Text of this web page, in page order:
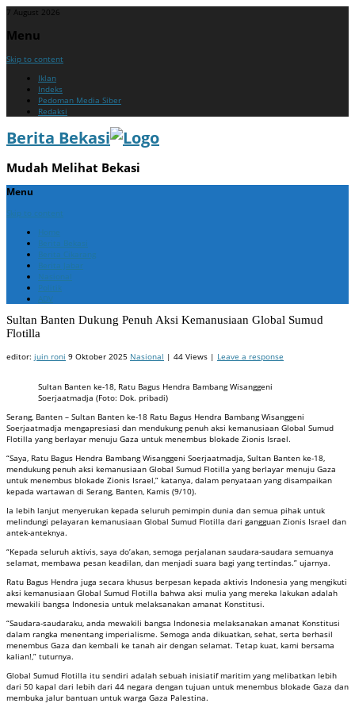
7 August 2026
Menu
Skip to content
Iklan
Indeks
Pedoman Media Siber
Redaksi
Berita Bekasi
Mudah Melihat Bekasi
Menu
Skip to content
Home
Berita Bekasi
Berita Cikarang
Berita Jabar
Nasional
Politik
ADV
Sultan Banten Dukung Penuh Aksi Kemanusiaan Global Sumud
Flotilla
editor: juin roni 9 Oktober 2025 Nasional | 44 Views | Leave a response
Sultan Banten ke-18, Ratu Bagus Hendra Bambang Wisanggeni
Soerjaatmadja (Foto: Dok. pribadi)
Serang, Banten – Sultan Banten ke-18 Ratu Bagus Hendra Bambang Wisanggeni
Soerjaatmadja mengapresiasi dan mendukung penuh aksi kemanusiaan Global Sumud
Flotilla yang berlayar menuju Gaza untuk menembus blokade Zionis Israel.
“Saya, Ratu Bagus Hendra Bambang Wisanggeni Soerjaatmadja, Sultan Banten ke-18,
mendukung penuh aksi kemanusiaan Global Sumud Flotilla yang berlayar menuju Gaza
untuk menembus blokade Zionis Israel,” katanya, dalam penyataan yang disampaikan
kepada wartawan di Serang, Banten, Kamis (9/10).
Ia lebih lanjut menyerukan kepada seluruh pemimpin dunia dan semua pihak untuk
melindungi pelayaran kemanusiaan Global Sumud Flotilla dari gangguan Zionis Israel dan
antek-anteknya.
“Kepada seluruh aktivis, saya do’akan, semoga perjalanan saudara-saudara semuanya
selamat, membawa pesan keadilan, dan menjadi suara bagi yang tertindas.” ujarnya.
Ratu Bagus Hendra juga secara khusus berpesan kepada aktivis Indonesia yang mengikuti
aksi kemanusiaan Global Sumud Flotilla bahwa aksi mulia yang mereka lakukan adalah
mewakili bangsa Indonesia untuk melaksanakan amanat Konstitusi.
“Saudara-saudaraku, anda mewakili bangsa Indonesia melaksanakan amanat Konstitusi
dalam rangka menentang imperialisme. Semoga anda dikuatkan, sehat, serta berhasil
menembus Gaza dan kembali ke tanah air dengan selamat. Tetap kuat, kami bersama
kalian!,” tuturnya.
Global Sumud Flotilla itu sendiri adalah sebuah inisiatif maritim yang melibatkan lebih
dari 50 kapal dari lebih dari 44 negara dengan tujuan untuk menembus blokade Gaza dan
membuka jalur bantuan untuk warga Gaza Palestina.